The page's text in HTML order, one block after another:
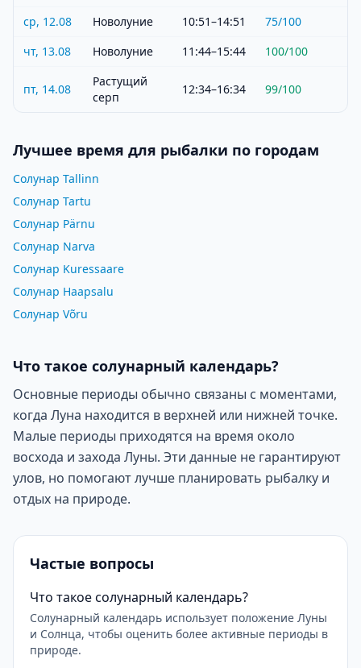
ср, 12.08 Новолуние 10:51–14:51 75/100
чт, 13.08
Новолуние 11:44–15:44 100/100
пт, 14.08
Растущий
серп
12:34–16:34 99/100
Лучшее время для рыбалки по городам
Солунар Tallinn
Солунар Tartu
Солунар Pärnu
Солунар Narva
Солунар Kuressaare
Солунар Haapsalu
Солунар Võru
Что такое солунарный календарь?
Основные периоды обычно связаны с моментами,
когда Луна находится в верхней или нижней точке.
Малые периоды приходятся на время около
восхода и захода Луны. Эти данные не гарантируют
улов, но помогают лучше планировать рыбалку и
отдых на природе.
Частые вопросы
Что такое солунарный календарь?
Солунарный календарь использует положение Луны
и Солнца, чтобы оценить более активные периоды в
природе.